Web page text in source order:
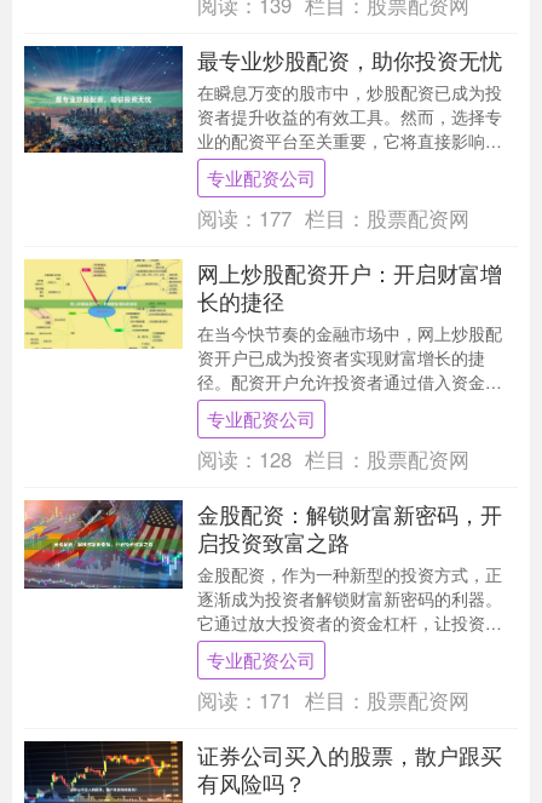
最专业炒股配资，助你投资无忧
在瞬息万变的股市中，炒股配资已成为投
资者提升收益的有效工具。然而，选择专
业的配资平台至关重要，它将直接影响您
的投资体验和收益。 我们为您推荐最专业
的炒股配资平台....
专业配资公司
阅读： 177 栏目： 股票配资网
网上炒股配资开户：开启财富增
长的捷径
在当今快节奏的金融市场中，网上炒股配
资开户已成为投资者实现财富增长的捷
径。配资开户允许投资者通过借入资金来
放大其交易规模，从而增加潜在利润。 **
配资开户的优势....
专业配资公司
阅读： 128 栏目： 股票配资网
金股配资：解锁财富新密码，开
启投资致富之路
金股配资，作为一种新型的投资方式，正
逐渐成为投资者解锁财富新密码的利器。
它通过放大投资者的资金杠杆，让投资者
以小博大，获得更高的投资收益。 配资的
原理很简单，投....
专业配资公司
阅读： 171 栏目： 股票配资网
证券公司买入的股票，散户跟买
有风险吗？